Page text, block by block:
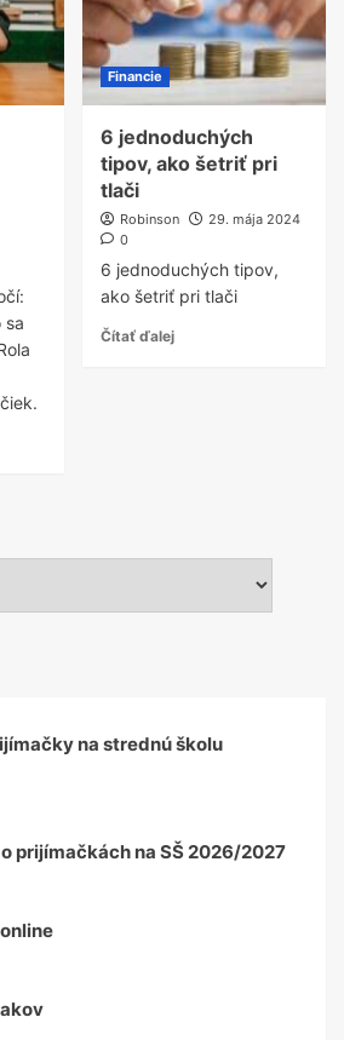
sa
Financie
6 jednoduchých
tipov, ako šetriť pri
tlači
Robinson
29. mája 2024
0
6 jednoduchých tipov,
ako šetriť pri tlači
Čítať ďalej
na strednú školu
prijímačkách na SŠ 2026/2027